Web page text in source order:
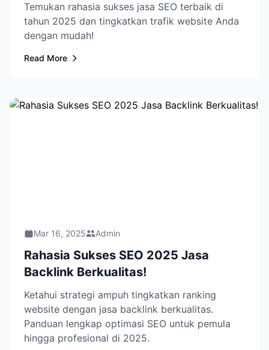
Temukan rahasia sukses jasa SEO terbaik di
tahun 2025 dan tingkatkan trafik website Anda
dengan mudah!
Read More
Mar 16, 2025 Admin
Rahasia Sukses SEO 2025 Jasa
Backlink Berkualitas!
Ketahui strategi ampuh tingkatkan ranking
website dengan jasa backlink berkualitas.
Panduan lengkap optimasi SEO untuk pemula
hingga profesional di 2025.